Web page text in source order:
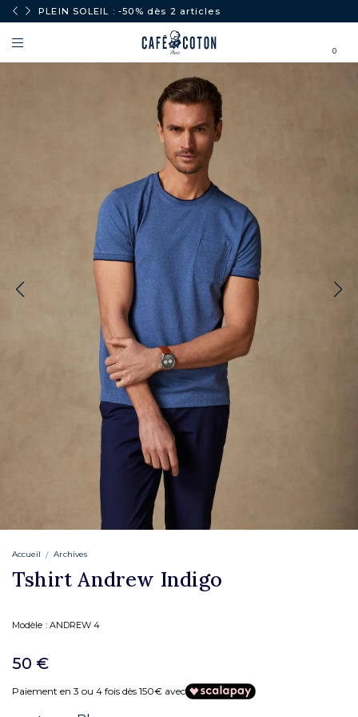
PLEIN SOLEIL : -50% dès 2 articles
0
Accueil Archives
Tshirt Andrew Indigo
Modèle : ANDREW 4
50 €
Paiement en 3 ou 4 fois dès 150€ avec